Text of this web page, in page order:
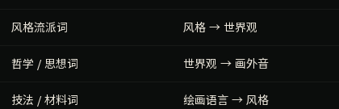
风格流派词 风格 → 世界观
哲学 / 思想词 世界观 → 画外音
技法 / 材料词 绘画语言 → 风格